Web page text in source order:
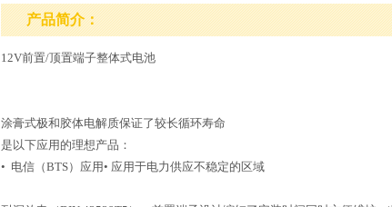
产品简介：
12V前置/顶置端子整体式电池
涂膏式极和胶体电解质保证了较长循环寿命
是以下应用的理想产品：
• 电信（BTS）应用• 应用于电力供应不稳定的区域